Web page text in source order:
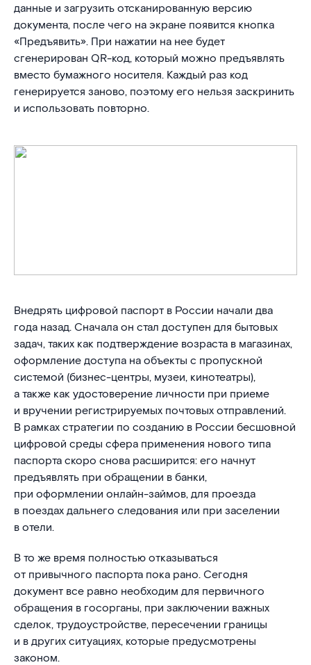
данные и загрузить отсканированную версию
документа, после чего на экране появится кнопка
«Предъявить». При нажатии на нее будет
сгенерирован QR-код, который можно предъявлять
вместо бумажного носителя. Каждый раз код
генерируется заново, поэтому его нельзя заскринить
и использовать повторно.
Внедрять цифровой паспорт в России начали два
года назад. Сначала он стал доступен для бытовых
задач, таких как подтверждение возраста в магазинах,
оформление доступа на объекты с пропускной
системой (бизнес-центры, музеи, кинотеатры),
а также как удостоверение личности при приеме
и вручении регистрируемых почтовых отправлений.
В рамках стратегии по созданию в России бесшовной
цифровой среды сфера применения нового типа
паспорта скоро снова расширится: его начнут
предъявлять при обращении в банки,
при оформлении онлайн-займов, для проезда
в поездах дальнего следования или при заселении
в отели.
В то же время полностью отказываться
от привычного паспорта пока рано. Сегодня
документ все равно необходим для первичного
обращения в госорганы, при заключении важных
сделок, трудоустройстве, пересечении границы
и в других ситуациях, которые предусмотрены
законом.